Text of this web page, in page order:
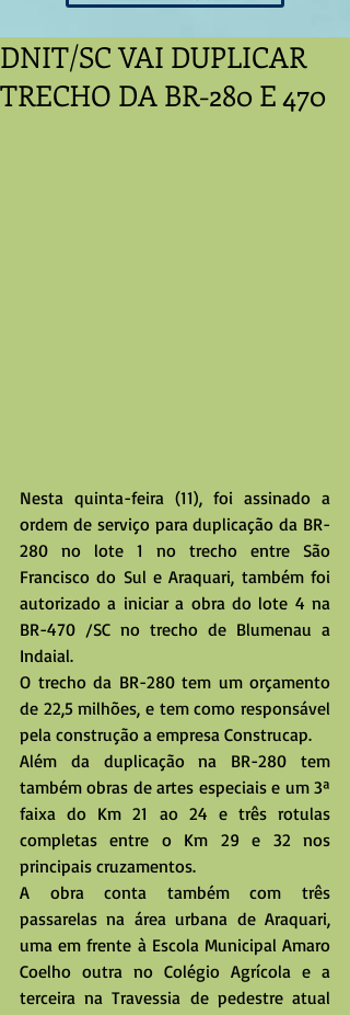
DNIT/SC VAI DUPLICAR
TRECHO DA BR-280 E 470
Nesta quinta-feira (11), foi assinado a
ordem de serviço para duplicação da BR-
280 no lote 1 no trecho entre São
Francisco do Sul e Araquari, também foi
autorizado a iniciar a obra do lote 4 na
BR-470 /SC no trecho de Blumenau a
Indaial.
O trecho da BR-280 tem um orçamento
de 22,5 milhões, e tem como responsável
pela construção a empresa Construcap.
Além da duplicação na BR-280 tem
também obras de artes especiais e um 3ª
faixa do Km 21 ao 24 e três rotulas
completas entre o Km 29 e 32 nos
principais cruzamentos.
A obra conta também com três
passarelas na área urbana de Araquari,
uma em frente à Escola Municipal Amaro
Coelho outra no Colégio Agrícola e a
terceira na Travessia de pedestre atual